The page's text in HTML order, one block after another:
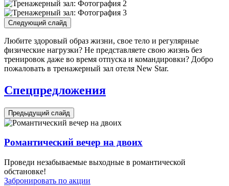
Следующий слайд
Любите здоровый образ жизни, свое тело и регулярные
физические нагрузки? Не представляете свою жизнь без
тренировок даже во время отпуска и командировки? Добро
пожаловать в тренажерный зал отеля New Star.
Спецпредложения
Предыдущий слайд
Романтический вечер на двоих
Проведи незабываемые выходные в романтической
обстановке!
Забронировать по акции